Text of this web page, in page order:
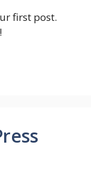
first post.